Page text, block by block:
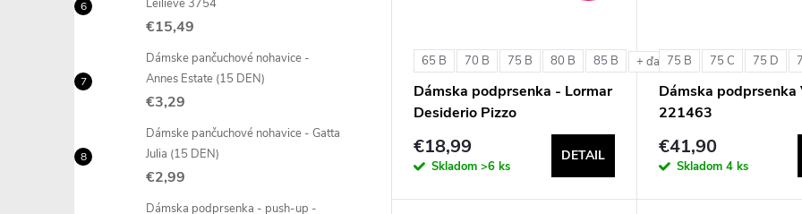
Leilieve 3754
€15,49
Dámske pančuchové nohavice -
Annes Estate (15 DEN)
€3,29
Dámske pančuchové nohavice - Gatta
Julia (15 DEN)
€2,99
Dámska podprsenka - push-up -
65 B 70 B 75 B 80 B 85 B + ďalšie
Dámska podprsenka - Lormar
Desiderio Pizzo
€18,99
Skladom >6 ks
DETAIL
75 B 75 C 75 D
Dámska podprsenka
221463
€41,90
Skladom4 ks